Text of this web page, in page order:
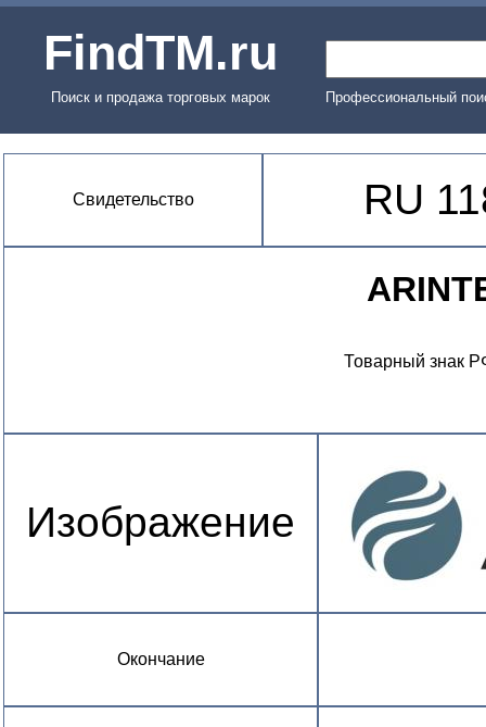
FindTM.ru
Поиск и продажа торговых марок Профессиональный
Свидетельство RU
Товарный знак
Изображение
Окончание